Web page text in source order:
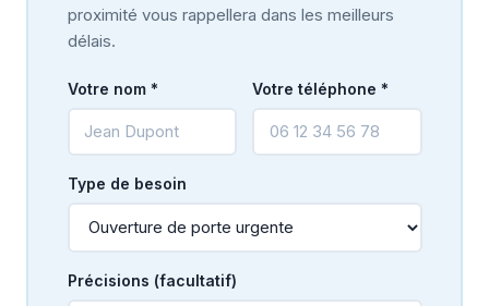
proximité vous rappellera dans les meilleurs
délais.
Votre nom * Votre téléphone *
Type de besoin
Précisions (facultatif)